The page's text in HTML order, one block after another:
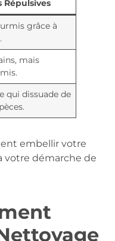
Répulsives
grâce à
mais
qui dissuade de
embellir votre
votre démarche de